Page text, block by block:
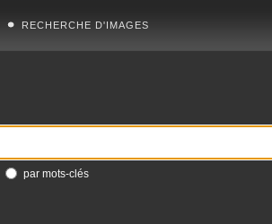
RECHERCHE D'IMAGES
par mots-clés